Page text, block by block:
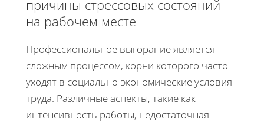
причины стрессовых состояний
на рабочем месте
Профессиональное выгорание является
сложным процессом, корни которого часто
уходят в социально-экономические условия
труда. Различные аспекты, такие как
интенсивность работы, недостаточная